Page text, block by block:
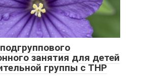
занятия для детей
группы с ТНР